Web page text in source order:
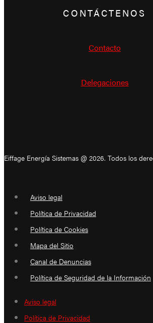
CONTÁCTENOS
Contacto
Delegaciones
Eiffage Energía Sistemas @ 2026. Todos los
Aviso legal
Política de Privacidad
Política de Cookies
Mapa del Sitio
Canal de Denuncias
Política de Seguridad de la Información
Aviso legal
Política de Privacidad